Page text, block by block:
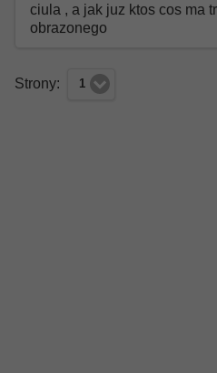
ciula , a jak juz ktos cos ma
obrazonego
Strony: 1